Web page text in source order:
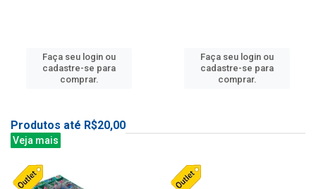
Faça seu login ou
cadastre-se para
comprar.
Faça seu login ou
cadastre-se para
comprar.
Produtos até R$20,00
Veja mais